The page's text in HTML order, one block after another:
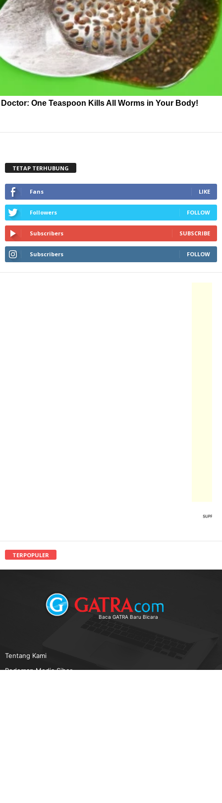
Doctor: One Teaspoon Kills All Worms in Your Body!
TETAP TERHUBUNG
Fans LIKE
Followers FOLLOW
Subscribers SUBSCRIBE
Subscribers FOLLOW
TERPOPULER
Baca GATRA Baru Bicara
Tentang Kami
Pedoman Media Siber